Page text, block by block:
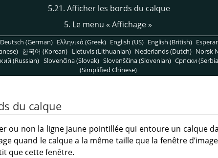
5.21. Afficher les bords du calque
5. Le menu « Affichage»
Deutsch (German) Ελληνικά (Greek) English (US) English (British)
한국어 (Korean) Lietuvis (Lithuanian) Nederlands (Dutch) Norsk
(Russian) Slovenčina (Slovak) Slovenščina (Slovenian) Српски
(Simplified Chinese)
du calque
ou non la ligne jaune pointillée qui entoure un calque
quand le calque a la même taille que la fenêtre
que cette fenêtre.